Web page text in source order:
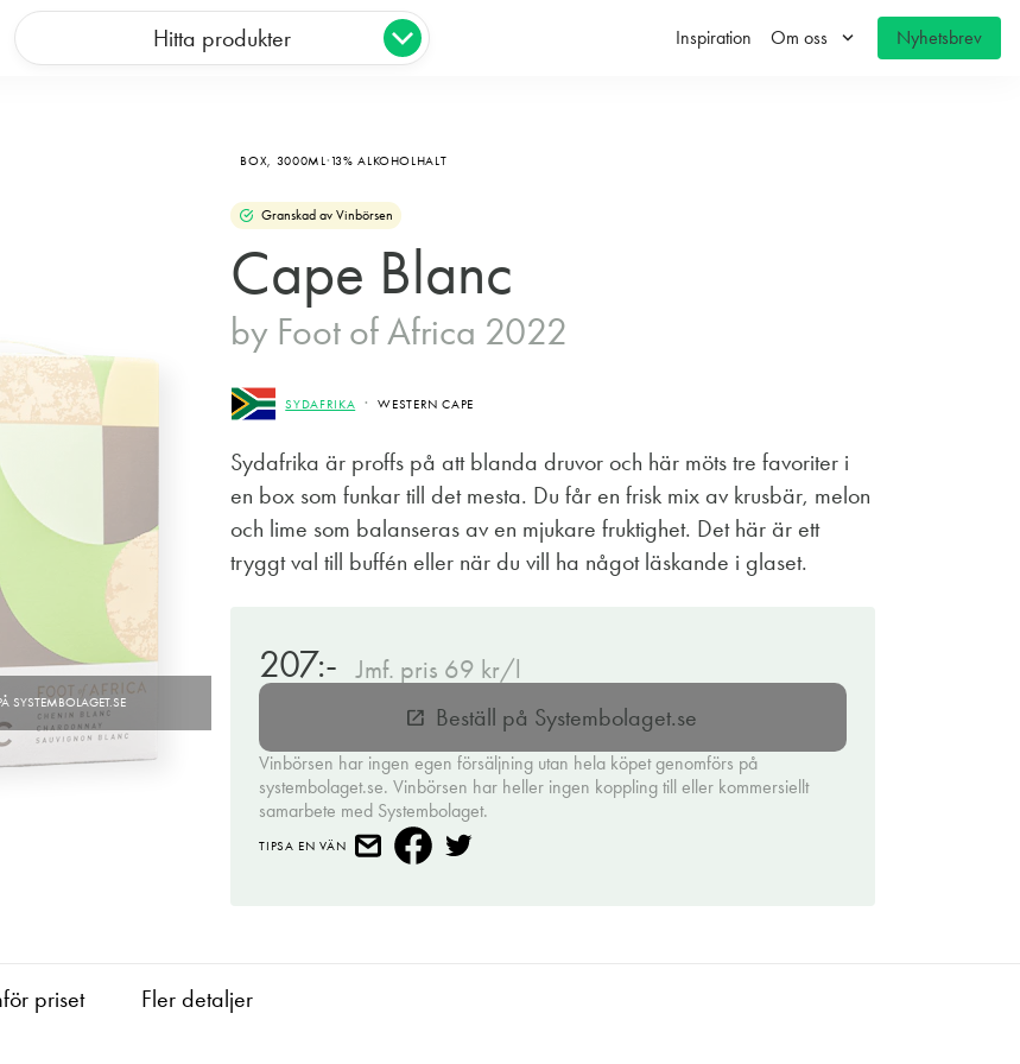
Hitta produkter Inspiration Om oss keyboard_arrow_down Nyhetsbrev
BOX, 3000ML 13% ALKOHOLHALT
Granskad av Vinbörsen
Cape Blanc
by Foot of Africa 2022
SYDAFRIKA WESTERN CAPE
Sydafrika är proffs på att blanda druvor och här möts tre favoriter i
en box som funkar till det mesta. Du får en frisk mix av krusbär, melon
och lime som balanseras av en mjukare fruktighet. Det här är ett
tryggt val till buffén eller när du vill ha något läskande i glaset.
207:- Jmf. pris 69 kr/l
open_in_new Beställ på Systembolaget.se
Vinbörsen har ingen egen försäljning utan hela köpet genomförs på
systembolaget.se. Vinbörsen har heller ingen koppling till eller kommersiellt
samarbete med Systembolaget.
TIPSA EN VÄN
priset Fler detaljer